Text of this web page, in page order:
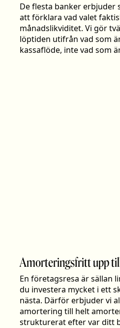
De flesta banker
att förklara vad valet
månadslikviditet. Vi gör
löptiden utifrån vad som
kassaflöde, inte vad som
Amorteringsfritt upp
En företagsresa är sällan
du investera mycket i ett
nästa. Därför erbjuder vi
amortering till helt
strukturerat efter var ditt